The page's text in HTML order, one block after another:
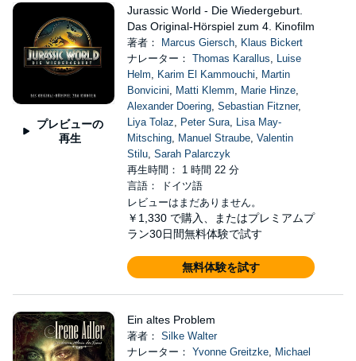
プレビューの
再生
Jurassic World - Die Wiedergeburt.
Das Original-Hörspiel zum 4. Kinofilm
著者： Marcus Giersch, Klaus Bickert
ナレーター： Thomas Karallus, Luise
Helm, Karim El Kammouchi, Martin
Bonvicini, Matti Klemm, Marie Hinze,
Alexander Doering, Sebastian Fitzner,
Liya Tolaz, Peter Sura, Lisa May-
Mitsching, Manuel Straube, Valentin
Stilu, Sarah Palarczyk
再生時間： 1 時間 22 分
言語： ドイツ語
レビューはまだありません。
￥1,330 で購入、またはプレミアムプ
ラン30日間無料体験で試す
無料体験を試す
Ein altes Problem
著者： Silke Walter
ナレーター： Yvonne Greitzke, Michael